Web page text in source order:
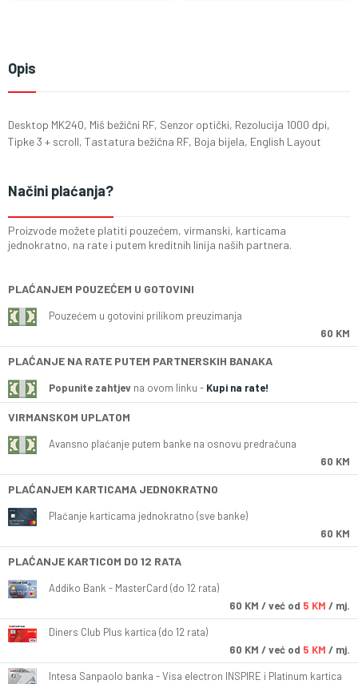
Opis
Desktop MK240, Miš bežični RF, Senzor optički, Rezolucija 1000 dpi,
Tipke 3 + scroll, Tastatura bežična RF, Boja bijela, English Layout
Načini plaćanja?
Proizvode možete platiti pouzećem, virmanski, karticama
jednokratno, na rate i putem kreditnih linija naših partnera.
PLAĆANJEM POUZEĆEM U GOTOVINI
Pouzećem u gotovini prilikom preuzimanja
60 KM
PLAĆANJE NA RATE PUTEM PARTNERSKIH BANAKA
Popunite zahtjev na ovom linku - Kupi na rate!
VIRMANSKOM UPLATOM
Avansno plaćanje putem banke na osnovu predračuna
60 KM
PLAĆANJEM KARTICAMA JEDNOKRATNO
Plaćanje karticama jednokratno (sve banke)
60 KM
PLAĆANJE KARTICOM DO 12 RATA
Addiko Bank - MasterCard (do 12 rata)
60 KM / već od 5 KM / mj.
Diners Club Plus kartica (do 12 rata)
60 KM / već od 5 KM / mj.
Intesa Sanpaolo banka - Visa electron INSPIRE i Platinum kartica